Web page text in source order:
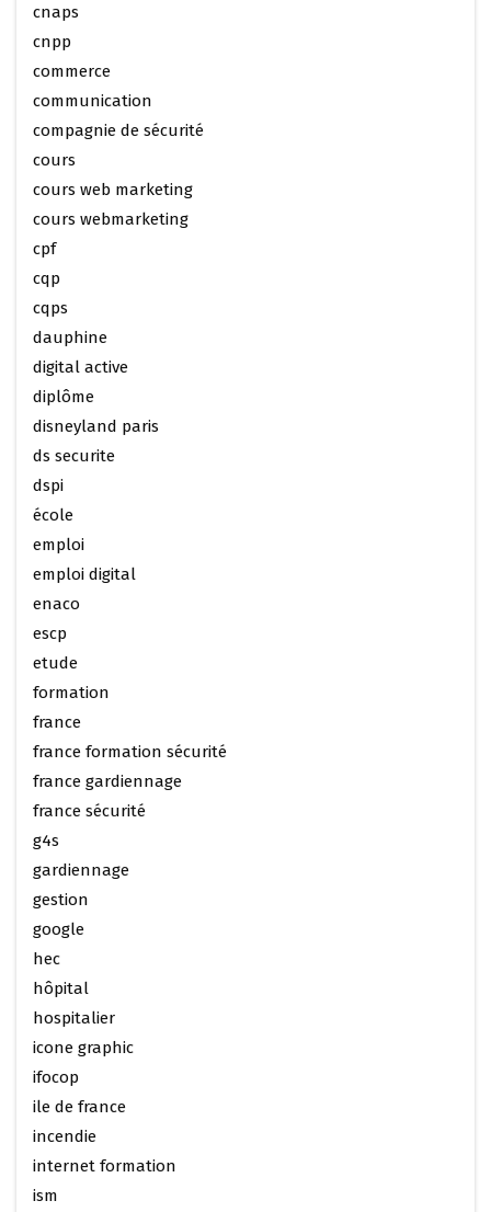
cnaps
cnpp
commerce
communication
compagnie de sécurité
cours
cours web marketing
cours webmarketing
cpf
cqp
cqps
dauphine
digital active
diplôme
disneyland paris
ds securite
dspi
école
emploi
emploi digital
enaco
escp
etude
formation
france
france formation sécurité
france gardiennage
france sécurité
g4s
gardiennage
gestion
google
hec
hôpital
hospitalier
icone graphic
ifocop
ile de france
incendie
internet formation
ism